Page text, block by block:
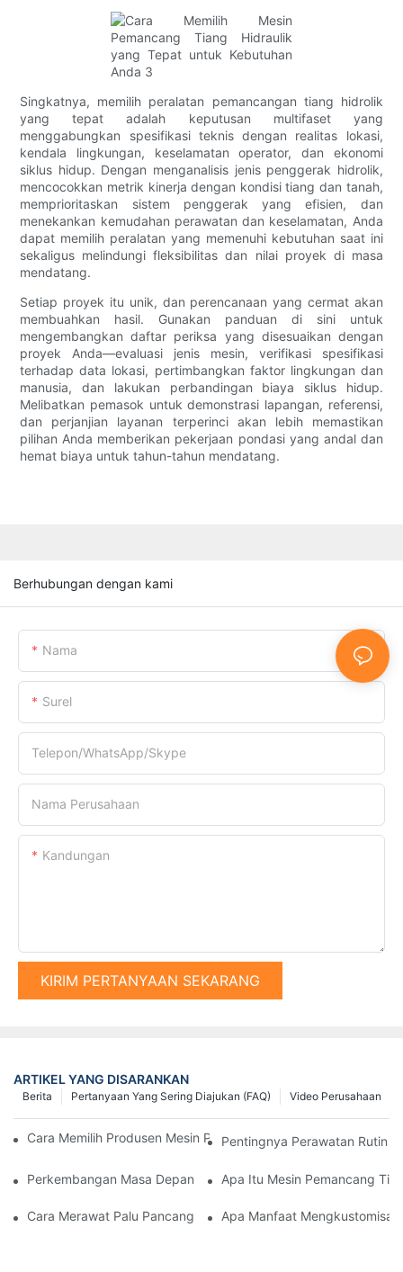
Singkatnya, memilih peralatan pemancangan tiang hidrolik
yang tepat adalah keputusan multifaset yang
menggabungkan spesifikasi teknis dengan realitas lokasi,
kendala lingkungan, keselamatan operator, dan ekonomi
siklus hidup. Dengan menganalisis jenis penggerak hidrolik,
mencocokkan metrik kinerja dengan kondisi tiang dan tanah,
memprioritaskan sistem penggerak yang efisien, dan
menekankan kemudahan perawatan dan keselamatan, Anda
dapat memilih peralatan yang memenuhi kebutuhan saat ini
sekaligus melindungi fleksibilitas dan nilai proyek di masa
mendatang.
Setiap proyek itu unik, dan perencanaan yang cermat akan
membuahkan hasil. Gunakan panduan di sini untuk
mengembangkan daftar periksa yang disesuaikan dengan
proyek Anda—evaluasi jenis mesin, verifikasi spesifikasi
terhadap data lokasi, pertimbangkan faktor lingkungan dan
manusia, dan lakukan perbandingan biaya siklus hidup.
Melibatkan pemasok untuk demonstrasi lapangan, referensi,
dan perjanjian layanan terperinci akan lebih memastikan
pilihan Anda memberikan pekerjaan pondasi yang andal dan
hemat biaya untuk tahun-tahun mendatang.
Berhubungan dengan kami
Nama
Surel
Telepon/WhatsApp/Skype
Nama Perusahaan
Kandungan
KIRIM PERTANYAAN SEKARANG
ARTIKEL YANG DISARANKAN
Video Perusahaan
Pertanyaan Yang Sering Diajukan (FAQ)
Berita
Cara Memilih Produsen Mesin Pengeboran Tiang Bor yang
Pentingnya Perawatan Rutin
Perkembangan Masa Depan Peralatan Pemancangan Tiang:
Apa Itu Mesin Pemancang
Cara Merawat Palu Pancang Hidraulik Anda Agar Tahan Lama
Apa Manfaat